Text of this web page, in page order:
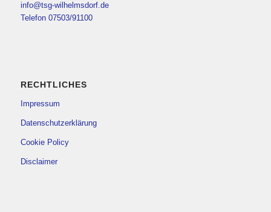
info@tsg-wilhelmsdorf.de
Telefon 07503/91100
RECHTLICHES
Impressum
Datenschutzerklärung
Cookie Policy
Disclaimer